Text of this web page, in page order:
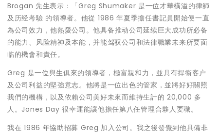
Brogan 先生表示：「Greg Shumaker 是一位才華橫溢的律師
及 历经考驗 的領導者。他從 1986年夏季擔任書記員開始便一直
為公司效力，他熱愛公司。他具备推动公司延续巨大成功所必备
的能力、风险精神及本能，并能驾驭公司和法律職業未来所要面
临的機會和責任。
Greg 是一位與生俱來的領導者，極富親和力，並具有捍衞客户
及公司利益的堅強意志。他將是一位出色的管家，並將好好關照
我們的機構，以及依賴公司美好未來而維持生計的 20,000 多
人。 Jones Day 很幸運能讓他擔任第八任管理合夥人要職。
我在 1986 年協助招募 Greg 加入公司。我之後發覺到他具備非